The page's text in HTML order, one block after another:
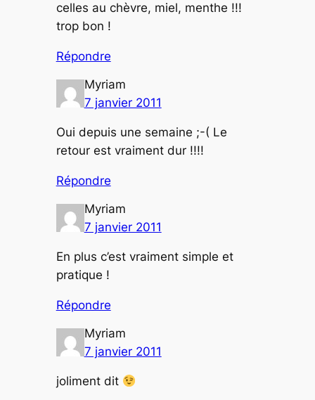
celles au chèvre, miel, menthe !!!
trop bon !
Répondre
Myriam
7 janvier 2011
Oui depuis une semaine ;-( Le
retour est vraiment dur !!!!
Répondre
Myriam
7 janvier 2011
En plus c’est vraiment simple et
pratique !
Répondre
Myriam
7 janvier 2011
joliment dit